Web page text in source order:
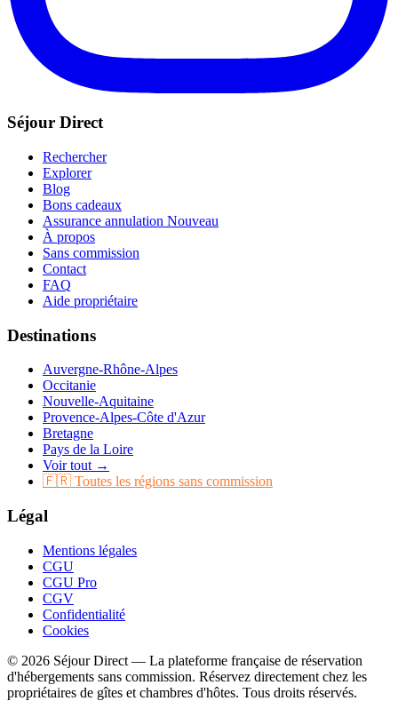
Séjour Direct
Rechercher
Explorer
Blog
Bons cadeaux
Assurance annulation Nouveau
À propos
Sans commission
Contact
FAQ
Aide propriétaire
Destinations
Auvergne-Rhône-Alpes
Occitanie
Nouvelle-Aquitaine
Provence-Alpes-Côte d'Azur
Bretagne
Pays de la Loire
Voir tout →
🇫🇷 Toutes les régions sans commission
Légal
Mentions légales
CGU
CGU Pro
CGV
Confidentialité
Cookies
© 2026 Séjour Direct — La plateforme française de réservation
d'hébergements sans commission. Réservez directement chez les
propriétaires de gîtes et chambres d'hôtes. Tous droits réservés.